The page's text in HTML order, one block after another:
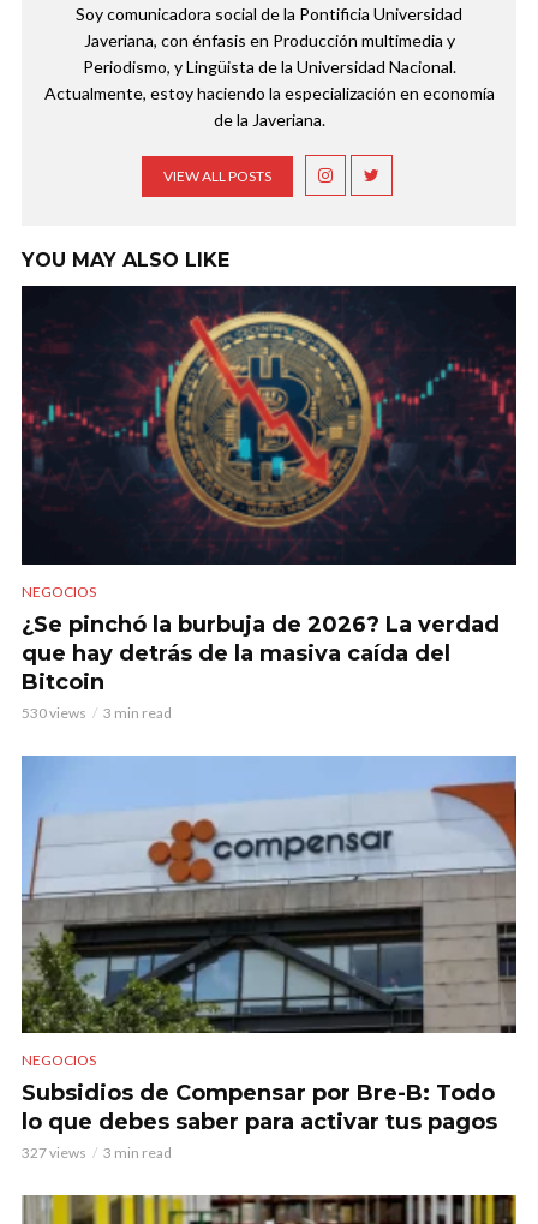
Soy comunicadora social de la Pontificia Universidad
Javeriana, con énfasis en Producción multimedia y
Periodismo, y Lingüista de la Universidad Nacional.
Actualmente, estoy haciendo la especialización en economía
de la Javeriana.
VIEW ALL POSTS
YOU MAY ALSO LIKE
NEGOCIOS
¿Se pinchó la burbuja de 2026? La verdad
que hay detrás de la masiva caída del
Bitcoin
530 views 3 min read
NEGOCIOS
Subsidios de Compensar por Bre-B: Todo
lo que debes saber para activar tus pagos
327 views 3 min read